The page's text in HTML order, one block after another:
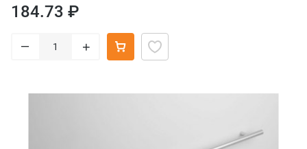
184.73 ₽
– +